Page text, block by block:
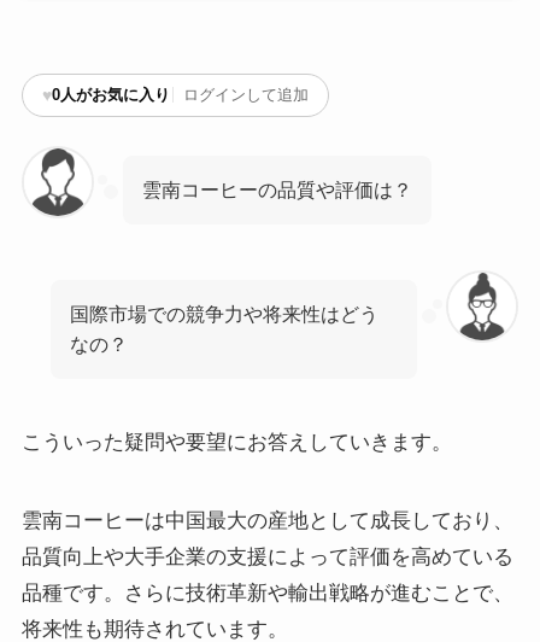
♥0人がお気に入り ログインして追加
雲南コーヒーの品質や評価は？
国際市場での競争力や将来性はどう
なの？
こういった疑問や要望にお答えしていきます。
雲南コーヒーは中国最大の産地として成長しており、
品質向上や大手企業の支援によって評価を高めている
品種です。さらに技術革新や輸出戦略が進むことで、
将来性も期待されています。